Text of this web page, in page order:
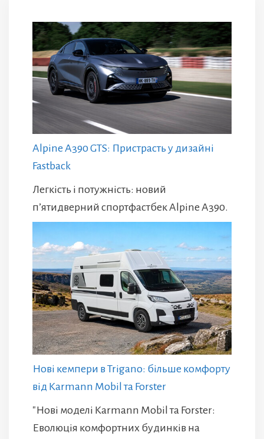
Alpine A390 GTS: Пристрасть у дизайні
Fastback
Легкість і потужність: новий
п’ятидверний спортфастбек Alpine A390.
Нові кемпери в Trigano: більше комфорту
від Karmann Mobil та Forster
"Нові моделі Karmann Mobil та Forster:
Еволюція комфортних будинків на